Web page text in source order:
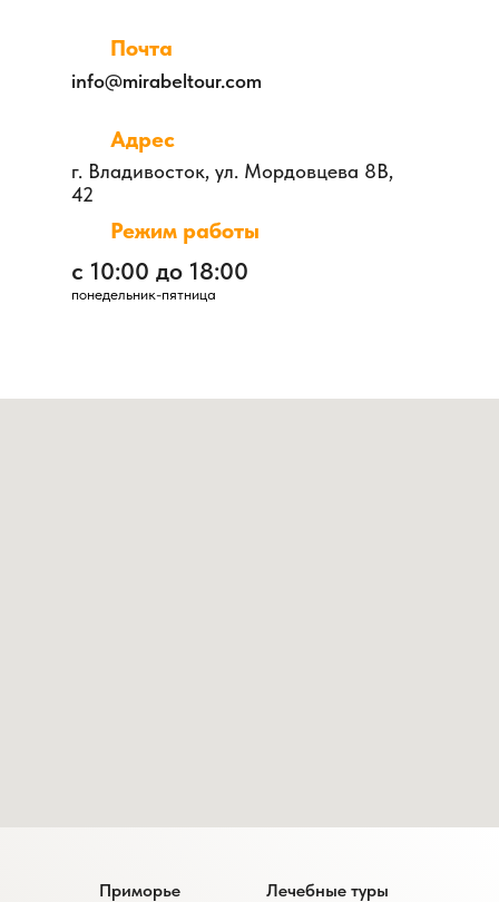
Почта
Адрес
Режим работы
info@mirabeltour.com
г. Владивосток, ул. Мордовцева 8В,
42
с 10:00 до 18:00
понедельник-пятница
Приморье Лечебные туры